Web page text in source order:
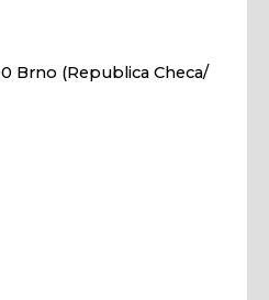
Brno (Republica Checa/